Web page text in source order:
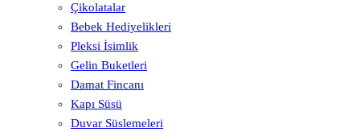
Çikolatalar
Bebek Hediyelikleri
Pleksi İsimlik
Gelin Buketleri
Damat Fincanı
Kapı Süsü
Duvar Süslemeleri